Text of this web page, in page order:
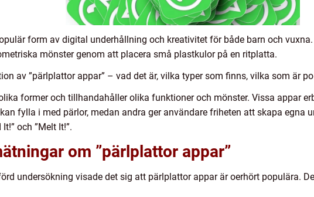
form av digital underhållning och kreativitet för både barn och
mönster genom att placera små plastkulor på en ritplatta.
av ”pärlplattor appar” – vad det är, vilka typer som finns, vilka som är
former och tillhandahåller olika funktioner och mönster. Vissa appar
fylla i med pärlor, medan andra ger användare friheten att skapa egna
It!” och ”Melt It!”.
om ”pärlplattor appar”
undersökning visade det sig att pärlplattor appar är oerhört populära.